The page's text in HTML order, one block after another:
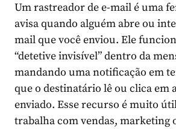
Um rastreador de e-mail é uma
avisa quando alguém abre ou
mail que você enviou. Ele
“detetive invisível” dentro da
mandando uma notificação em
que o destinatário lê ou clica em
enviado. Esse recurso é muito
trabalha com vendas, marketing